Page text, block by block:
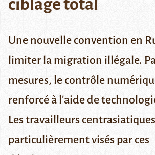
ciblage total
Une nouvelle convention en
limiter la migration illégale.
mesures, le contrôle
renforcé à l'aide de
Les travailleurs
particulièrement visés par ces